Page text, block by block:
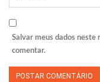
Salvar meus dados neste
comentar.